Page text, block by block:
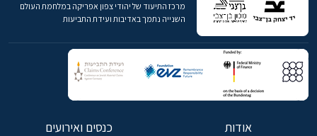
מרכז התיעוד של יהודי צפון אפריקה במלחמת העולם
השנייה נתמך באדיבות ועידת התביעות
אודות כנסים ואירועים